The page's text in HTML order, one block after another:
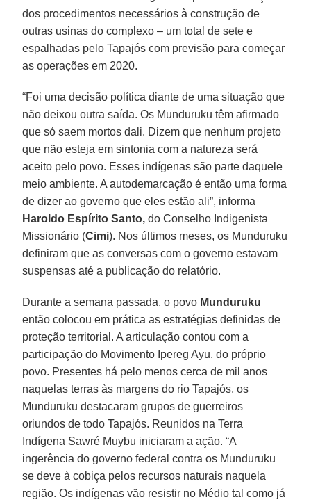
dos procedimentos necessários à construção de
outras usinas do complexo – um total de sete e
espalhadas pelo Tapajós com previsão para começar
as operações em 2020.
“Foi uma decisão política diante de uma situação que
não deixou outra saída. Os Munduruku têm afirmado
que só saem mortos dali. Dizem que nenhum projeto
que não esteja em sintonia com a natureza será
aceito pelo povo. Esses indígenas são parte daquele
meio ambiente. A autodemarcação é então uma forma
de dizer ao governo que eles estão ali”, informa
Haroldo Espírito Santo, do Conselho Indigenista
Missionário (Cimi). Nos últimos meses, os Munduruku
definiram que as conversas com o governo estavam
suspensas até a publicação do relatório.
Durante a semana passada, o povo Munduruku
então colocou em prática as estratégias definidas de
proteção territorial. A articulação contou com a
participação do Movimento Ipereg Ayu, do próprio
povo. Presentes há pelo menos cerca de mil anos
naquelas terras às margens do rio Tapajós, os
Munduruku destacaram grupos de guerreiros
oriundos de todo Tapajós. Reunidos na Terra
Indígena Sawré Muybu iniciaram a ação. “A
ingerência do governo federal contra os Munduruku
se deve à cobiça pelos recursos naturais naquela
região. Os indígenas vão resistir no Médio tal como já